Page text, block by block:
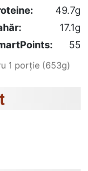
49.7g
17.1g
55
1 porție (653g)